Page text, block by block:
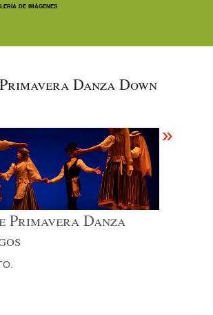
de imágenes
Danza Down
»
Primavera Danza